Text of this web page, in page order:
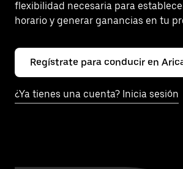
flexibilidad necesaria para
horario y generar ganancias en tu
Regístrate para conducir en
¿Ya tienes una cuenta? Inicia sesión